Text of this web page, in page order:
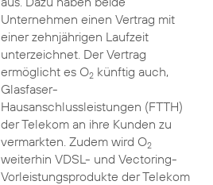
Unternehmen einen Vertrag mit
einer zehnjährigen Laufzeit
unterzeichnet. Der Vertrag
ermöglicht es O2künftig auch,
Glasfaser-
Hausanschlussleistungen (FTTH)
der Telekom an ihre Kunden zu
vermarkten. Zudem wird O2
weiterhin VDSL- und Vectoring-
Vorleistungsprodukte der Telekom